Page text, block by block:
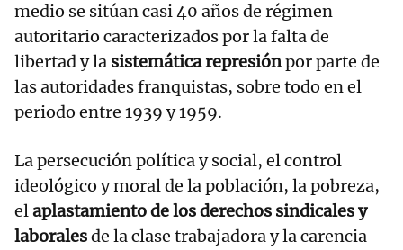
medio se sitúan casi 40 años de régimen
autoritario caracterizados por la falta de
libertad y la sistemática represiónpor parte de
las autoridades franquistas, sobre todo en el
periodo entre 1939 y 1959.
La persecución política y social, el control
ideológico y moral de la población, la pobreza,
elaplastamiento de los derechos sindicales y
laboralesde la clase trabajadora y la carencia